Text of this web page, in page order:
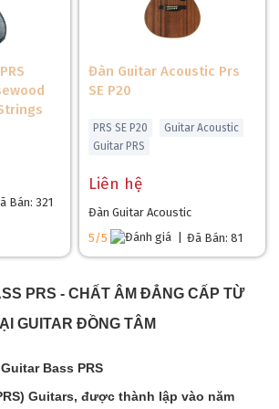
Bán: 321
Đàn Guitar Acoustic Prs
SE P20
PRS SE P20
Guitar Acoustic
Guitar PRS
Liên hệ
Đàn Guitar Acoustic
5/5
Đã Bán: 81
PRS - CHẤT ÂM ĐẲNG CẤP TỪ
GUITAR ĐỒNG TÂM
Bass PRS
Guitars, được thành lập vào năm